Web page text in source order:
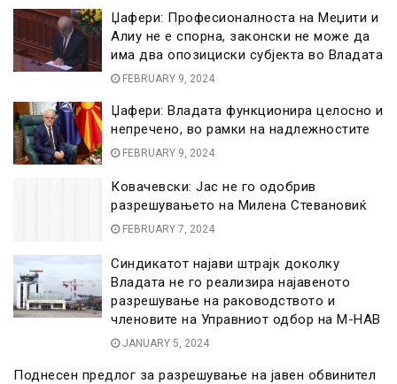
Џафери: Професионалноста на Меџити и
Алиу не е спорна, законски не може да
има два опозициски субјекта во Владата
FEBRUARY 9, 2024
Џафери: Владата функционира целосно и
непречено, во рамки на надлежностите
FEBRUARY 9, 2024
Ковачевски: Јас не го одобрив
разрешувањето на Милена Стевановиќ
FEBRUARY 7, 2024
Синдикатот најави штрајк доколку
Владата не го реализира најавеното
разрешување на раководството и
членовите на Управниот одбор на М-НАВ
JANUARY 5, 2024
Поднесен предлог за разрешување на јавен обвинител